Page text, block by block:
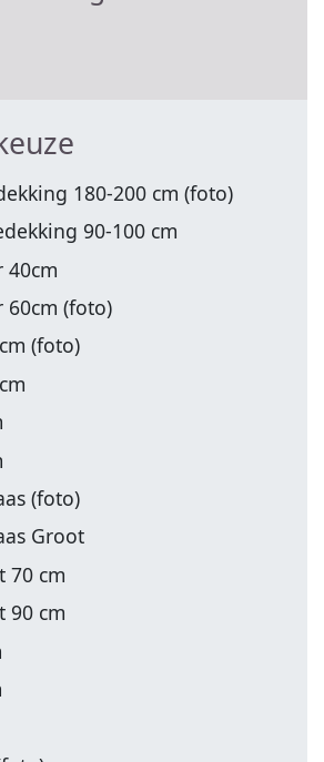
180-200 cm (foto)
90-100 cm
40cm
60cm (foto)
(foto)
(foto)
Groot
70 cm
90 cm